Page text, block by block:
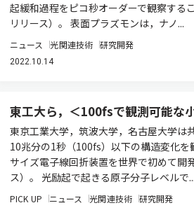
起緩和過程をピコ秒オーダーで観察する
リリース）。 表面プラズモンは，ナノ...
ニュース 光関連技術 研究開発
2022.10.14
東工大ら，＜100fsで観測可能な
東京工業大学，筑波大学，名古屋大学は
10兆分の1秒（100fs）以下の構造変化を
サイズ電子線回折装置を世界で初めて開
ス）。 光励起で起きる原子分子レベルで...
PICK UP ニュース 光関連技術 研究開発